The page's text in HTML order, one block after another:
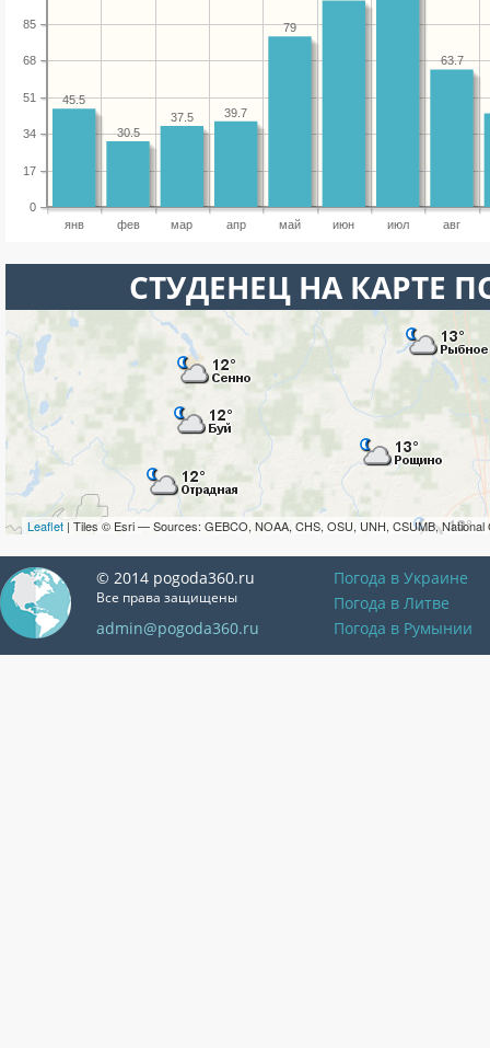
янв фев мар апр май июн июл авг
0
17
34
51
68
85
63.7
79
39.7
37.5
30.5
45.5
СТУДЕНЕЦ НА КАРТЕ
Leaflet | Tiles © Esri — Sources: GEBCO, NOAA, CHS, OSU, UNH, CSUMB, National
© 2014 pogoda360.ru
Все права защищены
admin@pogoda360.ru
Погода в Украине
Погода в Литве
Погода в Румынии